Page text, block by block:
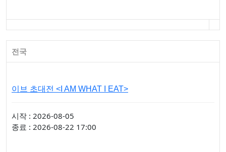
전국
이브 초대전 <I AM WHAT I EAT>
시작 : 2026-08-05
종료 : 2026-08-22 17:00